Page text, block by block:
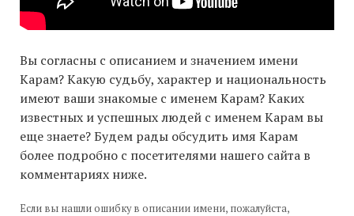
Вы согласны с описанием и значением имени
Карам? Какую судьбу, характер и национальность
имеют ваши знакомые с именем Карам? Каких
известных и успешных людей с именем Карам вы
еще знаете? Будем рады обсудить имя Карам
более подробно с посетителями нашего сайта в
комментариях ниже.
Если вы нашли ошибку в описании имени, пожалуйста,